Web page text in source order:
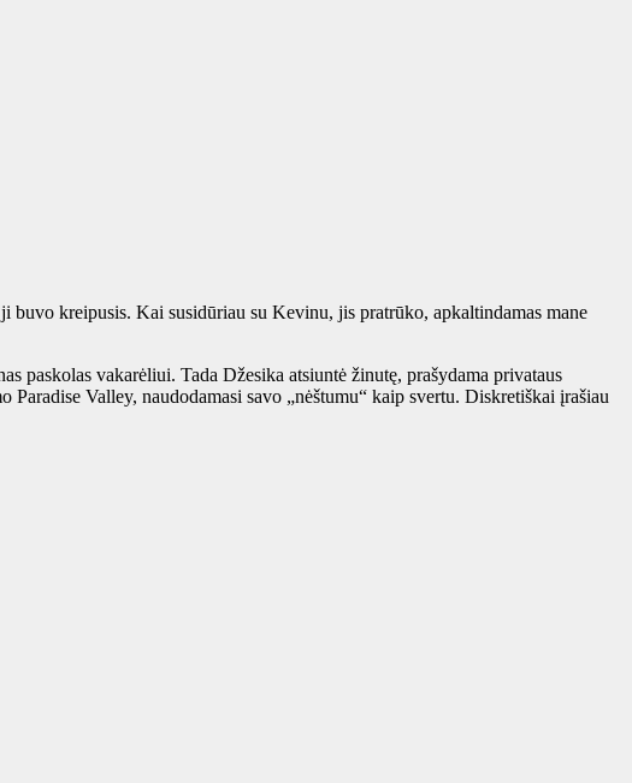
buvo kreipusis. Kai susidūriau su Kevinu, jis pratrūko, apkaltindamas mane
paskolas vakarėliui. Tada Džesika atsiuntė žinutę, prašydama privataus
Valley, naudodamasi savo „nėštumu“ kaip svertu. Diskretiškai įrašiau